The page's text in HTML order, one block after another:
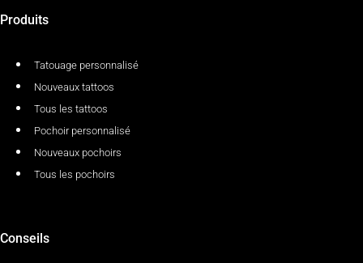
Produits
Tatouage personnalisé
Nouveaux tattoos
Tous les tattoos
Pochoir personnalisé
Nouveaux pochoirs
Tous les pochoirs
Conseils